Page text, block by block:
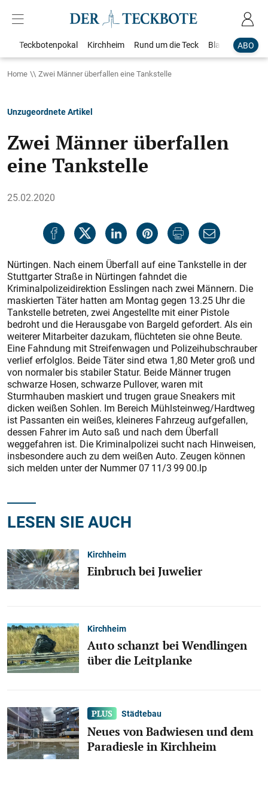
ABO
Teckbotenpokal Kirchheim Rund um die Teck Blaulicht
Home Zwei Männer überfallen eine Tankstelle
Unzugeordnete Artikel
Zwei Männer überfallen
eine Tankstelle
25.02.2020
Nürtingen. Nach einem Überfall auf eine Tankstelle in der
Stuttgarter Straße in Nürtingen fahndet die
Kriminalpolizeidirektion Esslingen nach zwei Männern. Die
maskierten Täter hatten am Montag gegen 13.25 Uhr die
Tankstelle betreten, zwei Angestellte mit einer Pistole
bedroht und die Herausgabe von Bargeld gefordert. Als ein
weiterer Mitarbeiter dazukam, flüchteten sie ohne Beute.
Eine Fahndung mit Streifenwagen und Polizeihubschrauber
verlief erfolglos. Beide Täter sind etwa 1,80 Meter groß und
von normaler bis stabiler Statur. Beide Männer trugen
schwarze Hosen, schwarze Pullover, waren mit
Sturmhauben maskiert und trugen graue Sneakers mit
dicken weißen Sohlen. Im Bereich Mühlsteinweg/Hardtweg
ist Passanten ein weißes, kleineres Fahrzeug aufgefallen,
dessen Fahrer im Auto saß und nach dem Überfall
weggefahren ist. Die Kriminalpolizei sucht nach Hinweisen,
insbesondere auch zu dem weißen Auto. Zeugen können
sich melden unter der Nummer 07 11/3 99 00.lp
LESEN SIE AUCH
Kirchheim
Einbruch bei Juwelier
Kirchheim
Auto schanzt bei Wendlingen
über die Leitplanke
Städtebau
Neues von Badwiesen und dem
Paradiesle in Kirchheim